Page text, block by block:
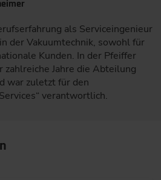
als Serviceingenieur
der Vakuumtechnik, sowohl für
Kunden. In der Pfeiffer
Jahre die Abteilung
war zuletzt für den
verantwortlich.